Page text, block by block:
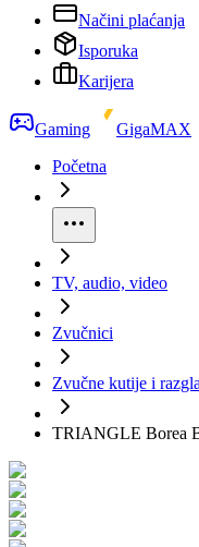
Načini plaćanja
Isporuka
Karijera
Gaming
GigaMAX
Početna
TV, audio, video
Zvučnici
Zvučne kutije i
TRIANGLE Borea